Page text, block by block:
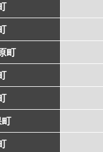
町
町